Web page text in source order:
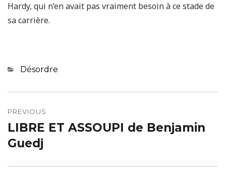
Hardy, qui n’en avait pas vraiment besoin à ce stade de
sa carrière.
Categories
Désordre
de
l’article
PREVIOUS
Previous
post:
LIBRE ET ASSOUPI de Benjamin
Guedj